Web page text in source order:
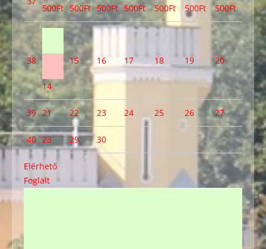
500Ft 500Ft 500Ft 500Ft
500Ft
500Ft
500Ft
38
14
15 16 17 18 19 20
39 21 22 23 24 25 26 27
40 28 29 30
Elérhető
Foglalt